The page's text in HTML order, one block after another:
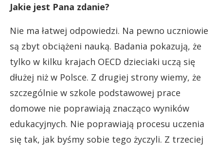
Jakie jest Pana zdanie?
Nie ma łatwej odpowiedzi. Na pewno uczniowie
są zbyt obciążeni nauką. Badania pokazują, że
tylko w kilku krajach OECD dzieciaki uczą się
dłużej niż w Polsce. Z drugiej strony wiemy, że
szczególnie w szkole podstawowej prace
domowe nie poprawiają znacząco wyników
edukacyjnych. Nie poprawiają procesu uczenia
się tak, jak byśmy sobie tego życzyli. Z trzeciej